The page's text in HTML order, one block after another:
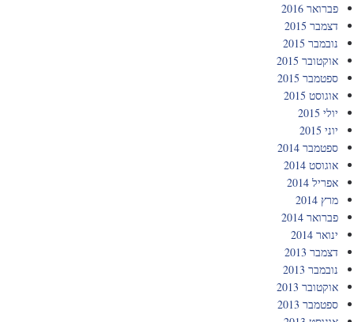
פברואר 2016
דצמבר 2015
נובמבר 2015
אוקטובר 2015
ספטמבר 2015
אוגוסט 2015
יולי 2015
יוני 2015
ספטמבר 2014
אוגוסט 2014
אפריל 2014
מרץ 2014
פברואר 2014
ינואר 2014
דצמבר 2013
נובמבר 2013
אוקטובר 2013
ספטמבר 2013